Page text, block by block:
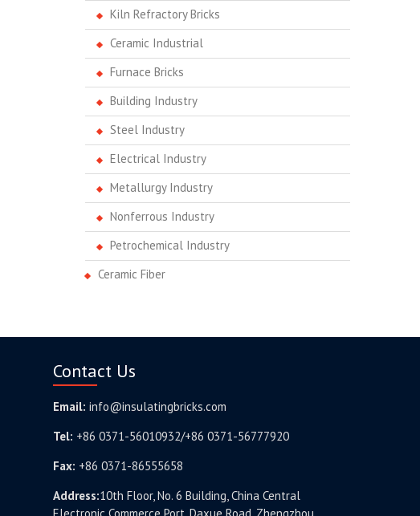
Kiln Refractory Bricks
Ceramic Industrial
Furnace Bricks
Building Industry
Steel Industry
Electrical Industry
Metallurgy Industry
Nonferrous Industry
Petrochemical Industry
Ceramic Fiber
Contact Us
Email: info@insulatingbricks.com
Tel: +86 0371-56010932/+86 0371-56777920
Fax: +86 0371-86555658
Address:10th Floor, No. 6 Building, China Central